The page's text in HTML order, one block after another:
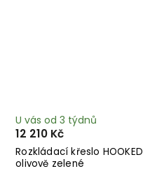
Rozkládací křeslo HOOKED
olivově zelené
U vás od 3 týdnů
12 210 Kč